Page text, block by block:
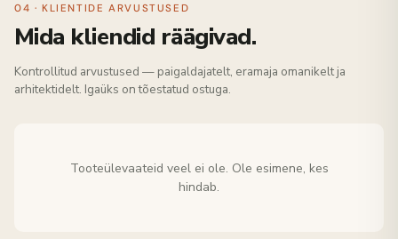
04 · KLIENTIDE ARVUSTUSED
Mida kliendid räägivad.
Kontrollitud arvustused — paigaldajatelt, eramaja omanikelt ja
arhitektidelt. Igaüks on tõestatud ostuga.
Tooteülevaateid veel ei ole. Ole esimene, kes
hindab.